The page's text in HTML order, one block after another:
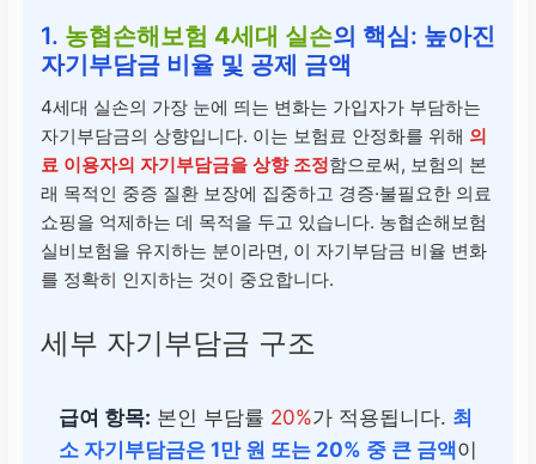
1. 농협손해보험 4세대 실손의 핵심: 높아진
자기부담금 비율 및 공제 금액
4세대 실손의 가장 눈에 띄는 변화는 가입자가 부담하는
자기부담금의 상향입니다. 이는 보험료 안정화를 위해 의
료 이용자의 자기부담금을 상향 조정함으로써, 보험의 본
래 목적인 중증 질환 보장에 집중하고 경증·불필요한 의료
쇼핑을 억제하는 데 목적을 두고 있습니다. 농협손해보험
실비보험을 유지하는 분이라면, 이 자기부담금 비율 변화
를 정확히 인지하는 것이 중요합니다.
세부 자기부담금 구조
급여 항목: 본인 부담률 20%가 적용됩니다. 최
소 자기부담금은 1만 원 또는 20% 중 큰 금액이